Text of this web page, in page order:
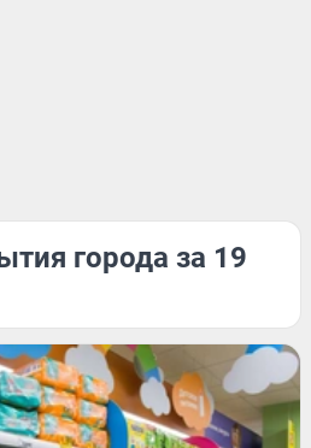
города за 19